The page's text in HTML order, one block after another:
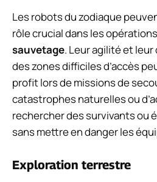
Les robots du zodiaque
rôle crucial dans les
sauvetage. Leur agilité et
des zones difficiles d’accès
profit lors de missions de
catastrophes naturelles ou
rechercher des survivants ou
sans mettre en danger les
Exploration terrestre